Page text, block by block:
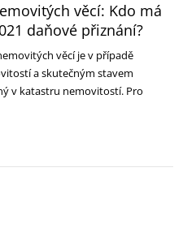
věcí: Kdo má
daňové přiznání?
věcí je v případě
a skutečným stavem
v katastru nemovitostí. Pro